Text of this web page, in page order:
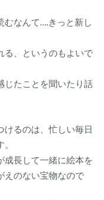
むなんて….きっと新し
る、というのもよいで
じたことを聞いたり話
けるのは、忙しい毎日
成長して一緒に絵本を
えのない宝物なので